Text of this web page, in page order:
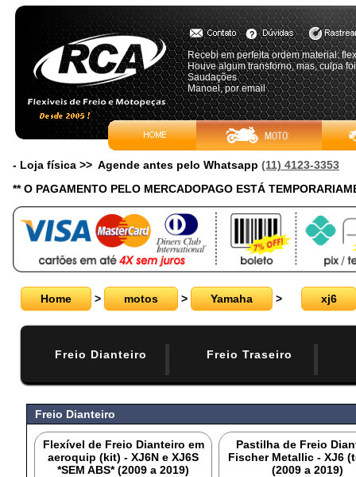
Recebi em perfeita ordem material:
Houve algum transforno, mas, culpa
Saudações
Manoel, por email
- Loja física >> Agende antes pelo Whatsapp (11) 4123-3353
** O PAGAMENTO PELO MERCADOPAGO ESTÁ
Home > motos > Yamaha > xj6
Freio Dianteiro Freio Traseiro
Freio Dianteiro
Flexível de Freio Dianteiro em
aeroquip (kit) - XJ6N e XJ6S
*SEM ABS* (2009 a 2019)
Pastilha de Freio
Fischer Metallic - XJ6
(2009 a 2019)